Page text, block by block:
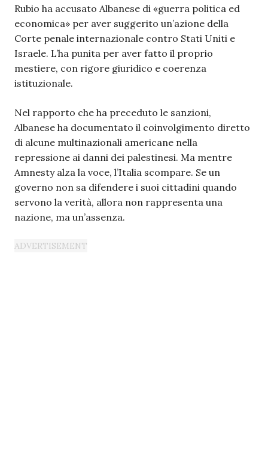
Rubio ha accusato Albanese di «guerra politica ed
economica» per aver suggerito un’azione della
Corte penale internazionale contro Stati Uniti e
Israele. L’ha punita per aver fatto il proprio
mestiere, con rigore giuridico e coerenza
istituzionale.
Nel rapporto che ha preceduto le sanzioni,
Albanese ha documentato il coinvolgimento diretto
di alcune multinazionali americane nella
repressione ai danni dei palestinesi. Ma mentre
Amnesty alza la voce, l’Italia scompare. Se un
governo non sa difendere i suoi cittadini quando
servono la verità, allora non rappresenta una
nazione, ma un’assenza.